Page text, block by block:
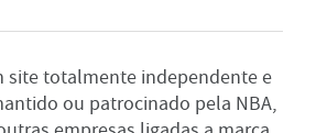
site totalmente independente e
ou patrocinado pela NBA,